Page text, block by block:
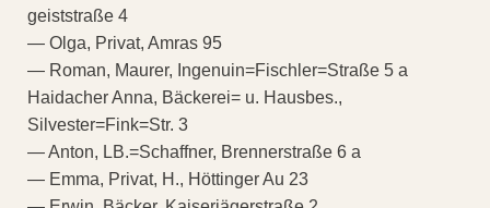
geiststraße 4
— Olga, Privat, Amras 95
— Roman, Maurer, Ingenuin=Fischler=Straße 5 a
Haidacher Anna, Bäckerei= u. Hausbes.,
Silvester=Fink=Str. 3
— Anton, LB.=Schaffner, Brennerstraße 6 a
— Emma, Privat, H., Höttinger Au 23